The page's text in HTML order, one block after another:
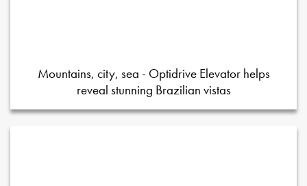
Mountains, city, sea - Optidrive Elevator helps
reveal stunning Brazilian vistas